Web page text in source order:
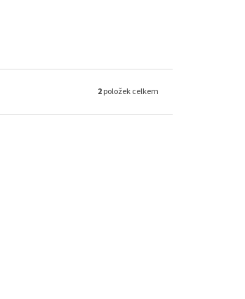
2položek celkem